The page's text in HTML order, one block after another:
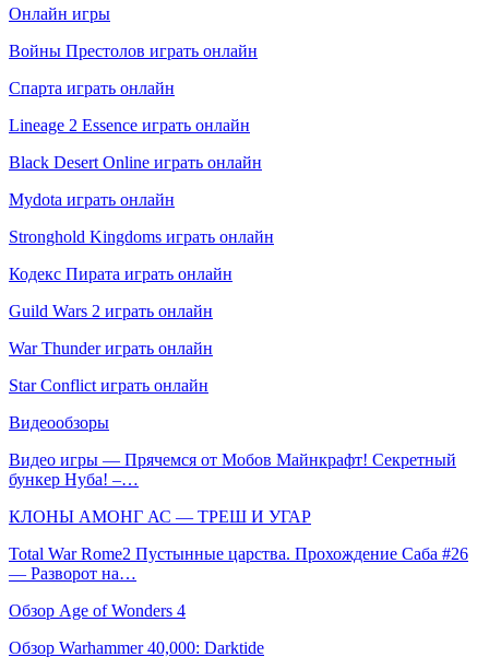
Онлайн игры
Войны Престолов играть онлайн
Спарта играть онлайн
Lineage 2 Essence играть онлайн
Black Desert Online играть онлайн
Mydota играть онлайн
Stronghold Kingdoms играть онлайн
Кодекс Пирата играть онлайн
Guild Wars 2 играть онлайн
War Thunder играть онлайн
Star Conflict играть онлайн
Видеообзоры
Видео игры — Прячемся от Мобов Майнкрафт! Секретный
бункер Нуба! –…
КЛОНЫ АМОНГ АС — ТРЕШ И УГАР
Total War Rome2 Пустынные царства. Прохождение Саба #26
— Разворот на…
Обзор Age of Wonders 4
Обзор Warhammer 40,000: Darktide